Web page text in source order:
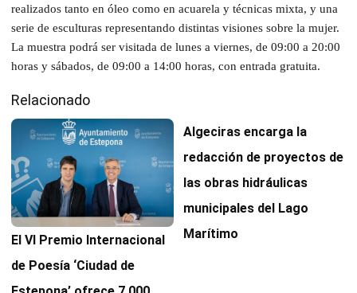
realizados tanto en óleo como en acuarela y técnicas mixta, y una
serie de esculturas representando distintas visiones sobre la mujer.
La muestra podrá ser visitada de lunes a viernes, de 09:00 a 20:00
horas y sábados, de 09:00 a 14:00 horas, con entrada gratuita.
Relacionado
El VI Premio Internacional
de Poesía ‘Ciudad de
Algeciras encarga la
redacción de proyectos de
las obras hidráulicas
municipales del Lago
Marítimo